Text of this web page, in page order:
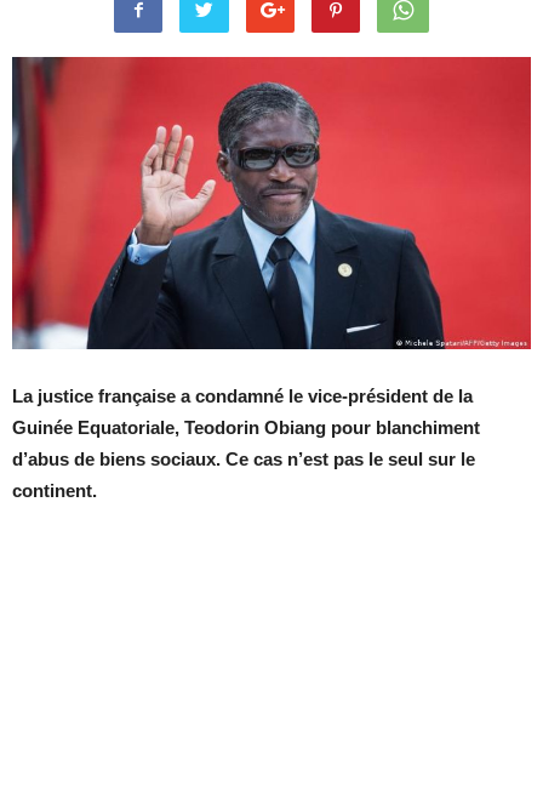
La justice française a condamné le vice-président de la
Guinée Equatoriale, Teodorin Obiang pour blanchiment
d’abus de biens sociaux. Ce cas n’est pas le seul sur le
continent.